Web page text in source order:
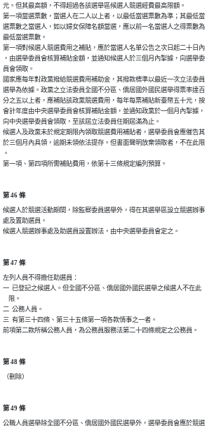
元。但其最高額，不得超過各該選舉區候選人競選經費最高限額。
第一項當選票數，當選人在二人以上者，以最低當選票數為準；其最低當
選票數之當選人，如以婦女保障名額當選，應以前一名當選人之得票數為
最低當選票數。
第一項對候選人競選費用之補貼，應於當選人名單公告之次日起二十日內
，由選舉委員會核算補貼金額，並通知候選人於三個月內掣據，向選舉委
員會領取。
國家應每年對政黨撥給競選費用補助金，其撥款標準以最近一次立法委員
選舉為依據。政黨之立法委員全國不分區、僑居國外國民選舉得票率達百
分之五以上者，應補貼該政黨競選費用，每年每票補貼新臺幣五十元，按
會計年度由中央選舉委員會核算補貼金額，並通知政黨於一個月內掣據，
向中央選舉委員會領取，至該屆立法委員任期屆滿為止。
候選人及政黨未於規定期限內領取競選費用補貼者，選舉委員會應催告其
於三個月內具領，逾期未領依法提存。但書面聲明放棄領取者，不在此限
。
第一項、第四項所需補貼費用，依第十三條規定編列預算。
第 46 條
候選人於競選活動期間，除監察委員選舉外，得在其選舉區設立競選辦事
處及置助選員。
候選人競選辦事處及助選員設置辦法，由中央選舉委員會定之。
第 47 條
左列人員不得擔任助選員：
一  已登記之候選人。但全國不分區、僑居國外國民選舉之候選人不在此
    限。
二  公務人員。
三  有第三十四條、第三十五條第一項各款情事之一者。
前項第二款所稱公務人員，為公務員服務法第二十四條規定之公務員。
第 48 條
（刪除）
第 49 條
公職人員選舉除全國不分區、僑居國外國民選舉外，選舉委員會應於競選